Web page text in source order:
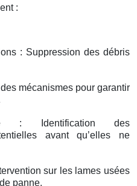
:
: Suppression des débris
mécanismes pour garantir
: Identification des
avant qu’elles ne
sur les lames usées
panne.